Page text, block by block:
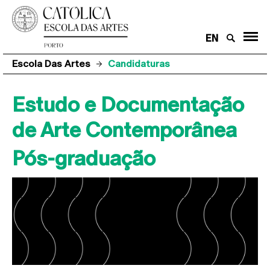
EN
Escola Das Artes Candidaturas
Estudo e Documentação
de Arte Contemporânea
Pós-graduação